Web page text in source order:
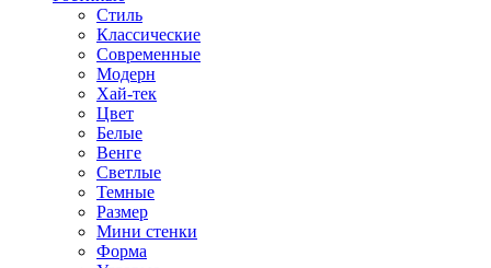
Стиль
Классические
Современные
Модерн
Хай-тек
Цвет
Белые
Венге
Светлые
Темные
Размер
Мини стенки
Форма